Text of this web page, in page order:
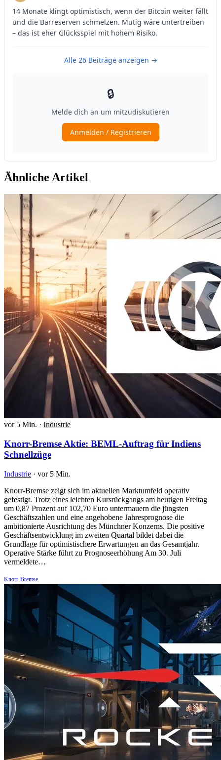
Ähnliche Artikel
vor 5 Min. · Industrie
Knorr-Bremse Aktie: BEML-Auftrag für Indiens
Schnellzüge
Industrie · vor 5 Min.
Knorr-Bremse zeigt sich im aktuellen Marktumfeld operativ
gefestigt. Trotz eines leichten Kursrückgangs am heutigen Freitag
um 0,87 Prozent auf 102,70 Euro untermauern die jüngsten
Geschäftszahlen und eine angehobene Jahresprognose die
ambitionierte Ausrichtung des Münchner Konzerns. Die positive
Geschäftsentwicklung im zweiten Quartal bildet dabei die
Grundlage für optimistischere Erwartungen an das Gesamtjahr.
Operative Stärke führt zu Prognoseerhöhung Am 30. Juli
vermeldete…
Knorr-Bremse